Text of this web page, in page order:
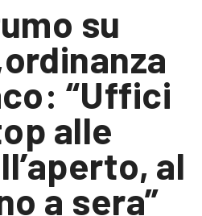
su
“Uffici
alle
al
a sera”